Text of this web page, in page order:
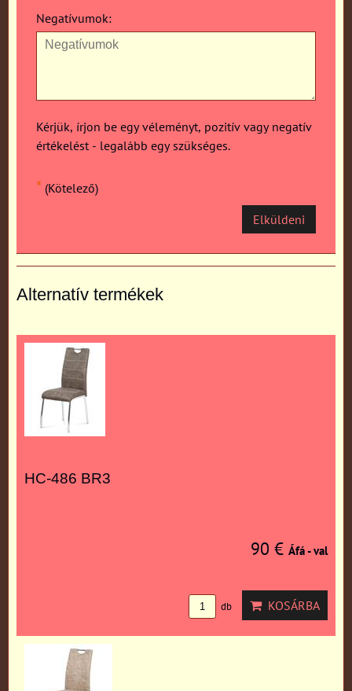
Negatívumok:
Kérjük, írjon be egy véleményt, pozitív vagy negatív
értékelést - legalább egy szükséges.
* (Kötelező)
Elküldeni
Alternatív termékek
HC-486 BR3
90 € Áfá - val
db KOSÁRBA